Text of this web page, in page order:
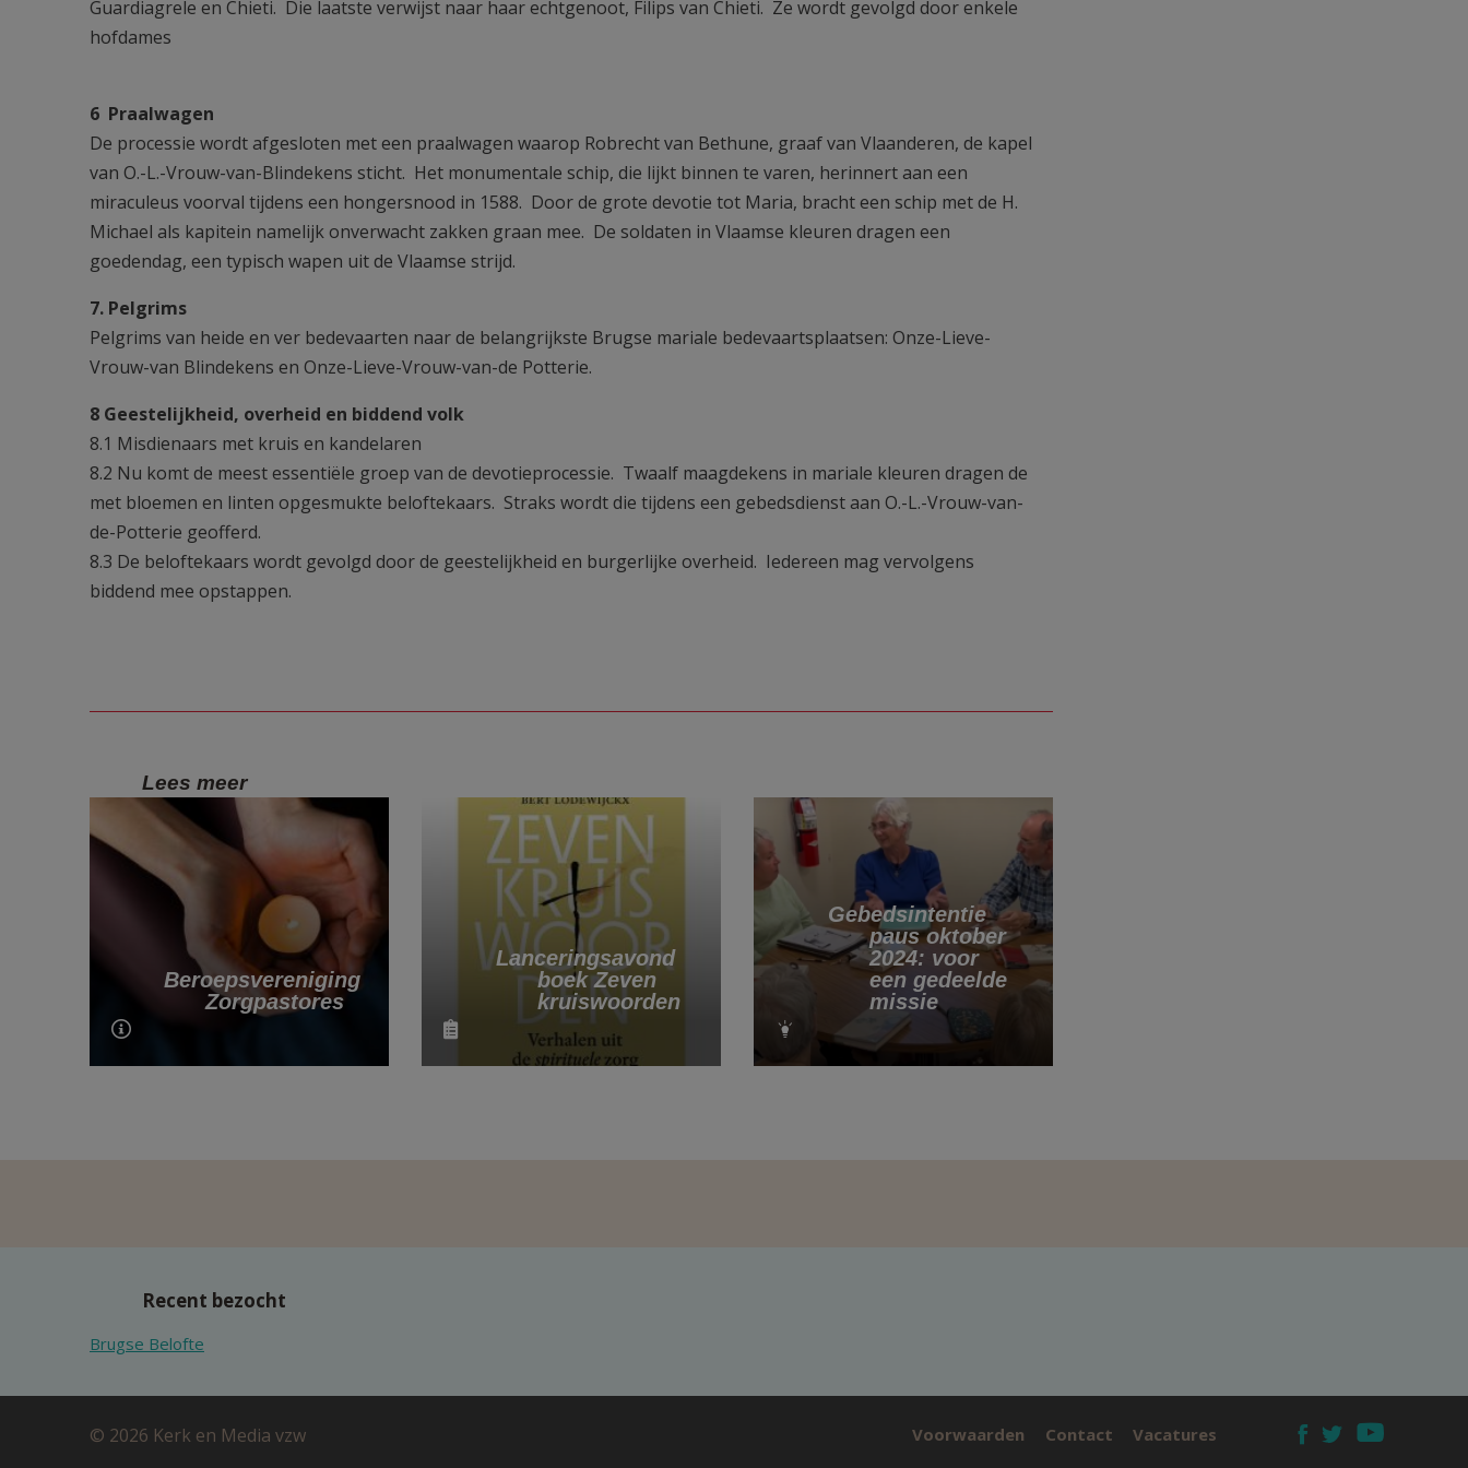
Guardiagrele en Chieti. Die laatste verwijst naar haar echtgenoot, Filips van Chieti. Ze wordt gevolgd door enkele
hofdames
6 Praalwagen
De processie wordt afgesloten met een praalwagen waarop Robrecht van Bethune, graaf van Vlaanderen, de kapel
van O.-L.-Vrouw-van-Blindekens sticht. Het monumentale schip, die lijkt binnen te varen, herinnert aan een
miraculeus voorval tijdens een hongersnood in 1588. Door de grote devotie tot Maria, bracht een schip met de H.
Michael als kapitein namelijk onverwacht zakken graan mee. De soldaten in Vlaamse kleuren dragen een
goedendag, een typisch wapen uit de Vlaamse strijd.
7. Pelgrims
Pelgrims van heide en ver bedevaarten naar de belangrijkste Brugse mariale bedevaartsplaatsen: Onze-Lieve-
Vrouw-van Blindekens en Onze-Lieve-Vrouw-van-de Potterie.
8 Geestelijkheid, overheid en biddend volk
8.1 Misdienaars met kruis en kandelaren
8.2 Nu komt de meest essentiële groep van de devotieprocessie. Twaalf maagdekens in mariale kleuren dragen de
met bloemen en linten opgesmukte beloftekaars. Straks wordt die tijdens een gebedsdienst aan O.-L.-Vrouw-van-
de-Potterie geofferd.
8.3 De beloftekaars wordt gevolgd door de geestelijkheid en burgerlijke overheid. Iedereen mag vervolgens
biddend mee opstappen.
Lees meer
Beroepsvereniging
Zorgpastores
Lanceringsavond
boek Zeven
kruiswoorden
Gebedsintentie
paus oktober
2024: voor
een gedeelde
missie
Recent bezocht
Brugse Belofte
© 2026 Kerk en Media vzw Vacatures
Contact
Voorwaarden